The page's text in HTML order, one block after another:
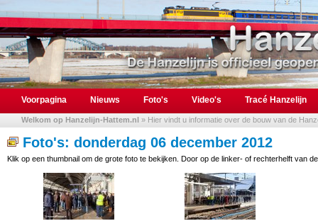
Voorpagina Nieuws Foto's Video's Tracé Hanzelijn
Welkom op Hanzelijn-Hattem.nl » Hier vindt u informatie over de bouw van de
Foto's: donderdag 06 december 2012
Klik op een thumbnail om de grote foto te bekijken. Door op de linker- of rechterhelft van